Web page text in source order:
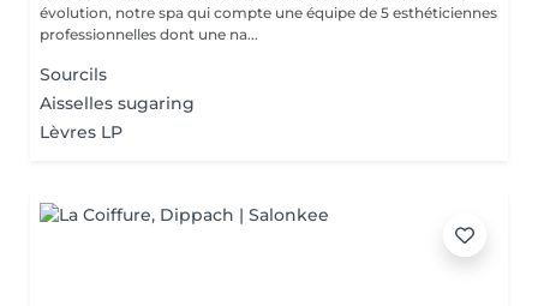
évolution, notre spa qui compte une équipe de 5 esthéticiennes
professionnelles dont une na...
Sourcils
Aisselles sugaring
Lèvres LP